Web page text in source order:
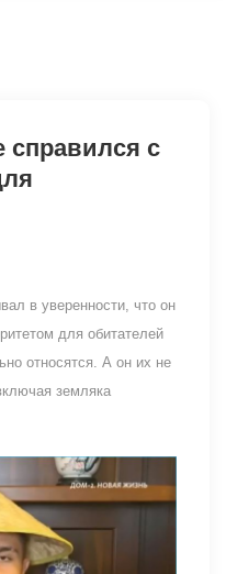
справился с
в уверенности, что он
для обитателей
относятся. А он их не
земляка